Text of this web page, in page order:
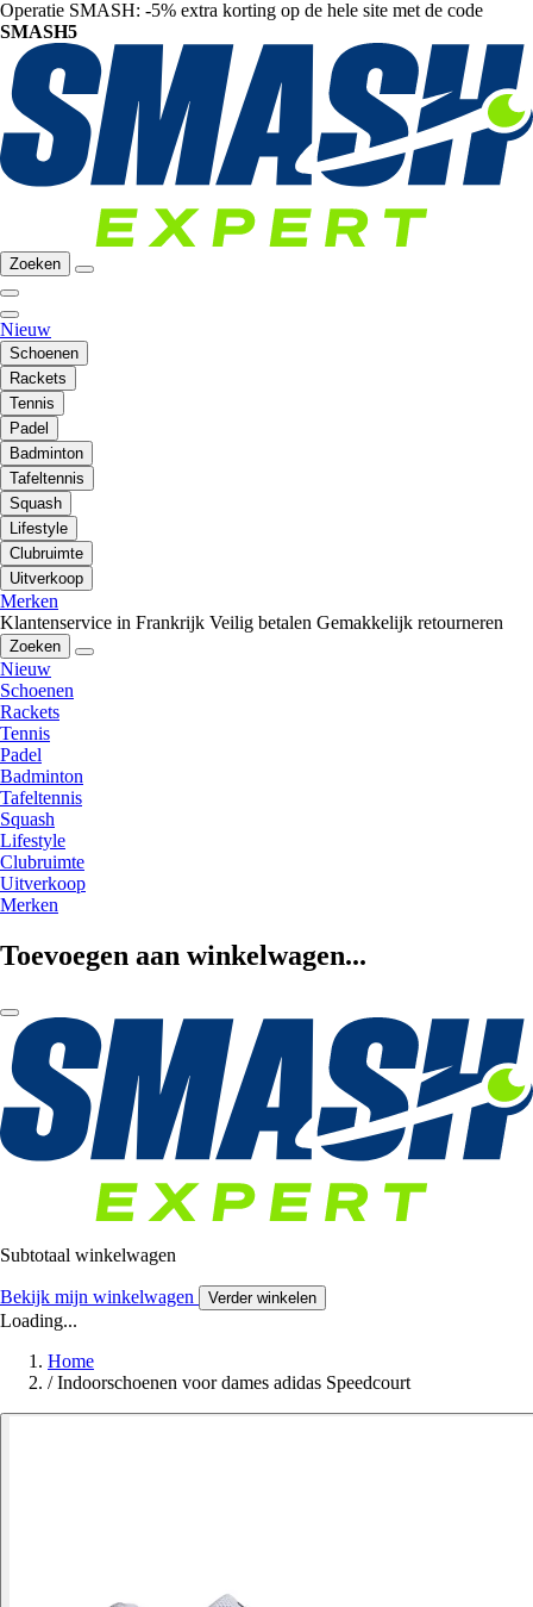
Operatie SMASH: -5% extra korting op de hele site met de code
SMASH5
Zoeken
Nieuw
Schoenen
Rackets
Tennis
Padel
Badminton
Tafeltennis
Squash
Lifestyle
Clubruimte
Uitverkoop
Merken
Klantenservice in Frankrijk Veilig betalen Gemakkelijk retourneren
Zoeken
Nieuw
Schoenen
Rackets
Tennis
Padel
Badminton
Tafeltennis
Squash
Lifestyle
Clubruimte
Uitverkoop
Merken
Toevoegen aan winkelwagen...
Subtotaal winkelwagen
Bekijk mijn winkelwagen Verder winkelen
Loading...
Home
/ Indoorschoenen voor dames adidas Speedcourt